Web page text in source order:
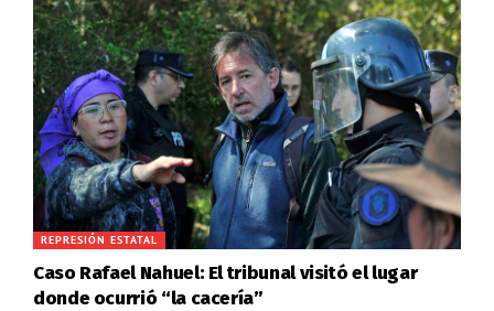
REPRESIÓN ESTATAL
Caso Rafael Nahuel: El tribunal visitó el lugar
donde ocurrió “la cacería”